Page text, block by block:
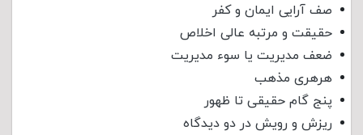
صف آرایی ایمان و کفر
حقیقت و مرتبه عالی اخلاص
ضعف مدیریت یا سوء مدیریت
هرهری مذهب
پنج گام حقیقی تا ظهور
ریزش و رویش در دو دیدگاه